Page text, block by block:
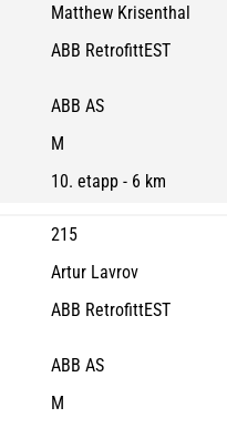
Matthew Krisenthal
ABB RetrofittEST
ABB AS
M
10. etapp - 6 km
215
Artur Lavrov
ABB RetrofittEST
ABB AS
M